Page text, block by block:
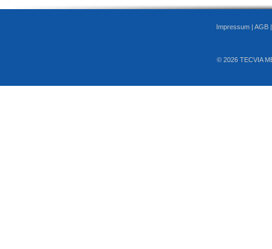
Impressum | AGB
© 2026 TECVIA